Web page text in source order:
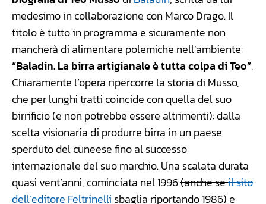
medesimo in collaborazione con Marco Drago. Il
titolo è tutto in programma e sicuramente non
mancherà di alimentare polemiche nell’ambiente:
“Baladin. La birra artigianale è tutta colpa di Teo”.
Chiaramente l’opera ripercorre la storia di Musso,
che per lunghi tratti coincide con quella del suo
birrificio (e non potrebbe essere altrimenti): dalla
scelta visionaria di produrre birra in un paese
sperduto del cuneese fino al successo
internazionale del suo marchio. Una scalata durata
quasi vent’anni, cominciata nel 1996(anche seil sito
dell’editore Feltrinellisbaglia riportando 1986)e